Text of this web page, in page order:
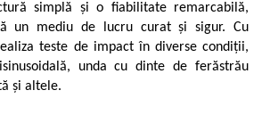
simplă și o fiabilitate remarcabilă,
un mediu de lucru curat și sigur. Cu
teste de impact în diverse condiții,
unda cu dinte de ferăstrău
și altele.